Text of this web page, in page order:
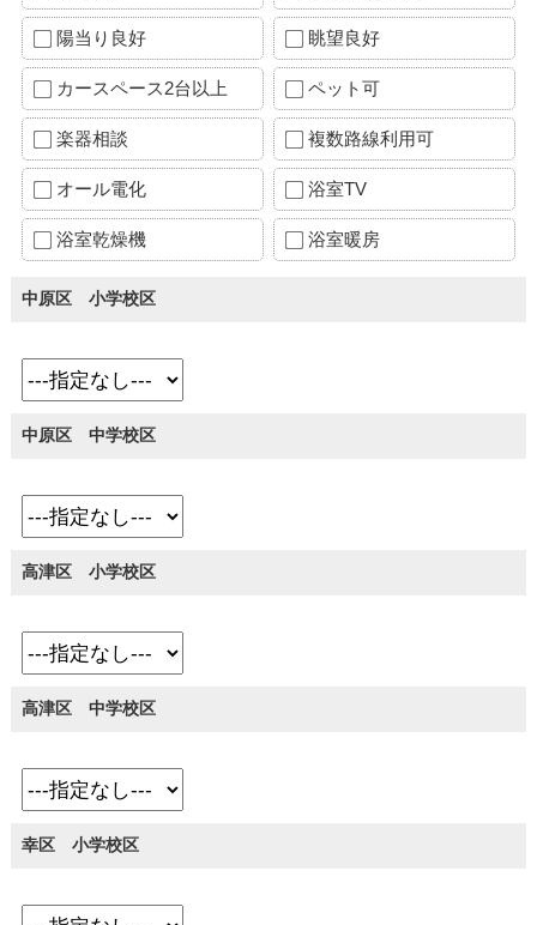
陽当り良好 眺望良好
カースペース2台以上 ペット可
楽器相談 複数路線利用可
オール電化 浴室TV
浴室乾燥機 浴室暖房
中原区 小学校区
中原区 中学校区
高津区 小学校区
高津区 中学校区
幸区 小学校区